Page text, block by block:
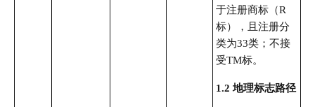
于注册商标（R
标），且注册分
类为33类；不接
受TM标。
1.2 地理标志路径